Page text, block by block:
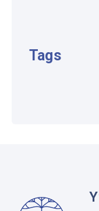
Tags